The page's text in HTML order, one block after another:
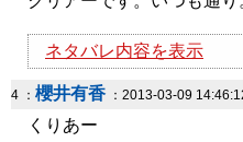
ネタバレ内容を表示
4 ： 櫻井有香 ：2013-03-09
くりあー